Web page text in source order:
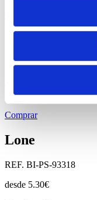
REF. BI-PS-93167
Comprar
Lone
REF. BI-PS-93318
desde 5.30€